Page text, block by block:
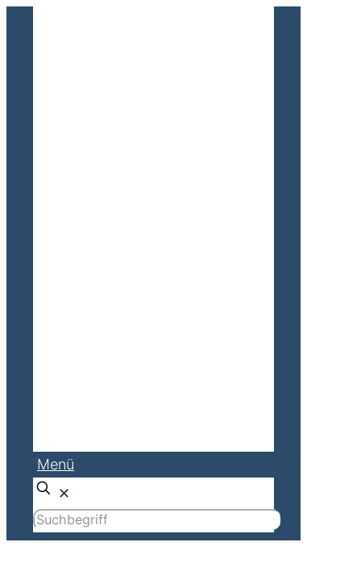
Menü
✕